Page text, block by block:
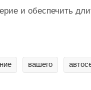
и обеспечить
вашего